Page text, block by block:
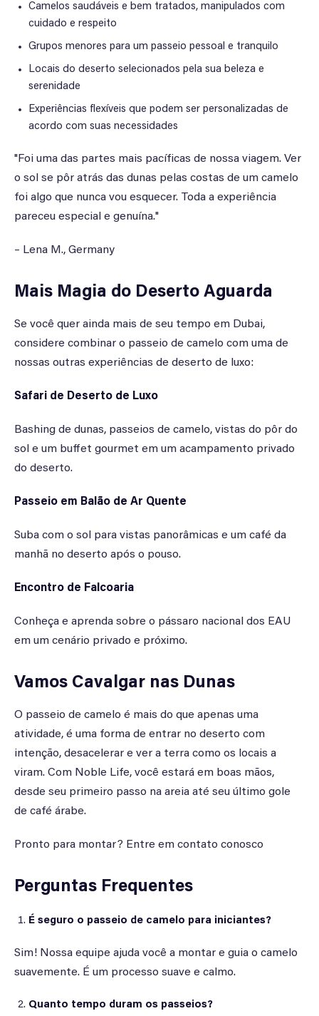
Camelos saudáveis e bem tratados, manipulados com
cuidado e respeito
Grupos menores para um passeio pessoal e tranquilo
Locais do deserto selecionados pela sua beleza e
serenidade
Experiências flexíveis que podem ser personalizadas de
acordo com suas necessidades
"Foi uma das partes mais pacíficas de nossa viagem. Ver
o sol se pôr atrás das dunas pelas costas de um camelo
foi algo que nunca vou esquecer. Toda a experiência
pareceu especial e genuína."
– Lena M., Germany
Mais Magia do Deserto Aguarda
Se você quer ainda mais de seu tempo em Dubai,
considere combinar o passeio de camelo com uma de
nossas outras experiências de deserto de luxo:
Safari de Deserto de Luxo
Bashing de dunas, passeios de camelo, vistas do pôr do
sol e um buffet gourmet em um acampamento privado
do deserto.
Passeio em Balão de Ar Quente
Suba com o sol para vistas panorâmicas e um café da
manhã no deserto após o pouso.
Encontro de Falcoaria
Conheça e aprenda sobre o pássaro nacional dos EAU
em um cenário privado e próximo.
Vamos Cavalgar nas Dunas
O passeio de camelo é mais do que apenas uma
atividade, é uma forma de entrar no deserto com
intenção, desacelerar e ver a terra como os locais a
viram. Com Noble Life, você estará em boas mãos,
desde seu primeiro passo na areia até seu último gole
de café árabe.
Pronto para montar? Entre em contato conosco
Perguntas Frequentes
É seguro o passeio de camelo para iniciantes?
Sim! Nossa equipe ajuda você a montar e guia o camelo
suavemente. É um processo suave e calmo.
Quanto tempo duram os passeios?